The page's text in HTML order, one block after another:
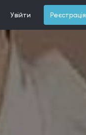
Увійти Реєстрація